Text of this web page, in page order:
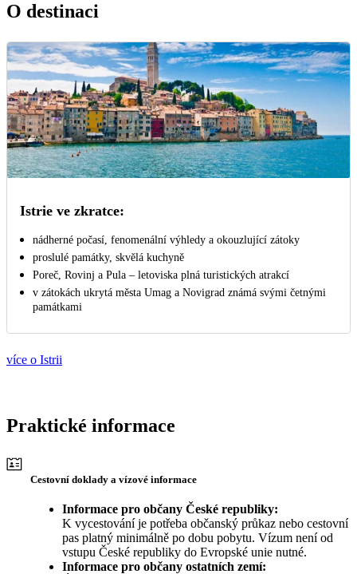
O destinaci
Istrie ve zkratce:
nádherné počasí, fenomenální výhledy a okouzlující zátoky
proslulé památky, skvělá kuchyně
Poreč, Rovinj a Pula – letoviska plná turistických atrakcí
v zátokách ukrytá města Umag a Novigrad známá svými četnými
památkami
více o Istrii
Praktické informace
Cestovní doklady a vízové informace
Informace pro občany České republiky:
K vycestování je potřeba občanský průkaz nebo cestovní
pas platný minimálně po dobu pobytu. Vízum není od
vstupu České republiky do Evropské unie nutné.
Informace pro občany ostatních zemí: